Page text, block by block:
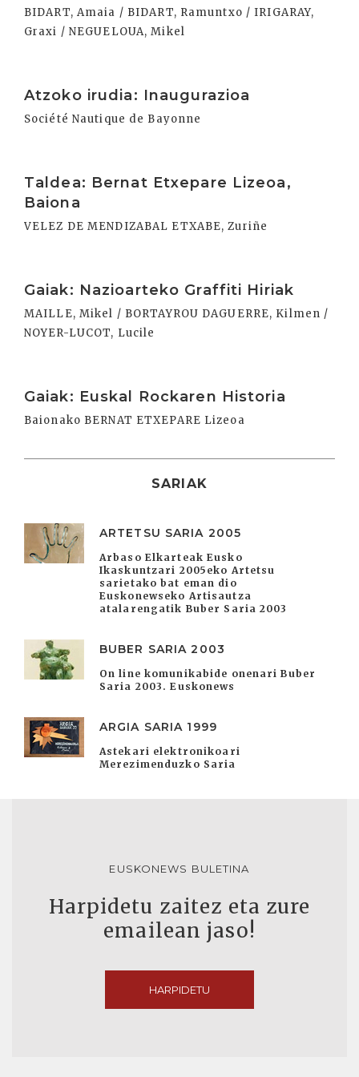
BIDART, Amaia / BIDART, Ramuntxo / IRIGARAY,
Graxi / NEGUELOUA, Mikel
Atzoko irudia: Inaugurazioa
Société Nautique de Bayonne
Taldea: Bernat Etxepare Lizeoa,
Baiona
VELEZ DE MENDIZABAL ETXABE, Zuriñe
Gaiak: Nazioarteko Graffiti Hiriak
MAILLE, Mikel / BORTAYROU DAGUERRE, Kilmen /
NOYER-LUCOT, Lucile
Gaiak: Euskal Rockaren Historia
Baionako BERNAT ETXEPARE Lizeoa
SARIAK
ARTETSU SARIA 2005
Arbaso Elkarteak Eusko
Ikaskuntzari 2005eko Artetsu
sarietako bat eman dio
Euskonewseko Artisautza
atalarengatik Buber Saria 2003
BUBER SARIA 2003
On line komunikabide onenari Buber
Saria 2003. Euskonews
ARGIA SARIA 1999
Astekari elektronikoari
Merezimenduzko Saria
EUSKONEWS BULETINA
Harpidetu zaitez eta zure
emailean jaso!
HARPIDETU